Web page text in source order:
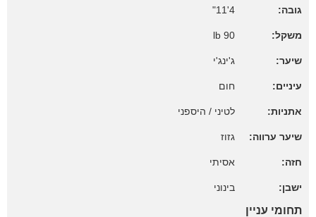
גובה: 4'11"
משקל: 90 lb
שיער: ג'ינג'י
עיניים: חום
אתניות: לטיני / היספני
שיער ערווה: גזוז
חזה: אסיתי
ישבן: בינוני
תחומי עניין